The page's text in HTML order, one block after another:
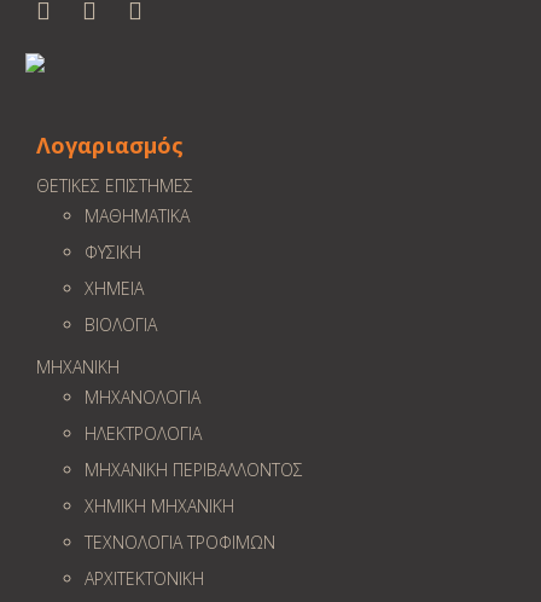
Λογαριασμός
ΘΕΤΙΚΕΣ ΕΠΙΣΤΗΜΕΣ
ΜΑΘΗΜΑΤΙΚΑ
ΦΥΣΙΚΗ
ΧΗΜΕΙΑ
ΒΙΟΛΟΓΙΑ
ΜΗΧΑΝΙΚΗ
ΜΗΧΑΝΟΛΟΓΙΑ
ΗΛΕΚΤΡΟΛΟΓΙΑ
ΜΗΧΑΝΙΚΗ ΠΕΡΙΒΑΛΛΟΝΤΟΣ
ΧΗΜΙΚΗ ΜΗΧΑΝΙΚΗ
ΤΕΧΝΟΛΟΓΙΑ ΤΡΟΦΙΜΩΝ
ΑΡΧΙΤΕΚΤΟΝΙΚΗ